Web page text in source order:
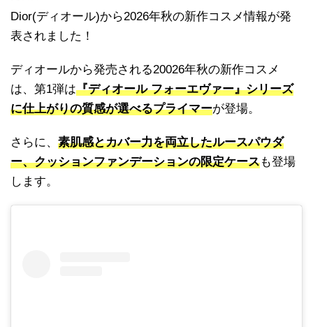
Dior(ディオール)から2026年秋の新作コスメ情報が発
表されました！
ディオールから発売される20026年秋の新作コスメ
は、第1弾は『ディオール フォーエヴァー』シリーズ
に仕上がりの質感が選べるプライマーが登場。
さらに、 素肌感とカバー力を両立したルースパウダ
ー、クッションファンデーションの限定ケースも登場
します。